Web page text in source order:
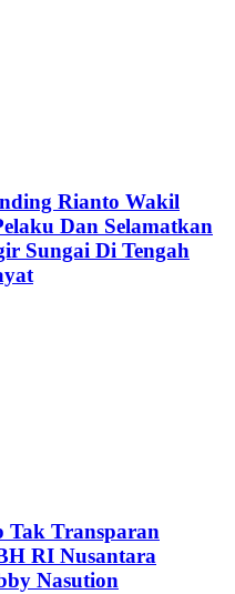
Rianto Wakil
Dan Selamatkan
Sungai Di Tengah
Tak Transparan
RI Nusantara
Nasution